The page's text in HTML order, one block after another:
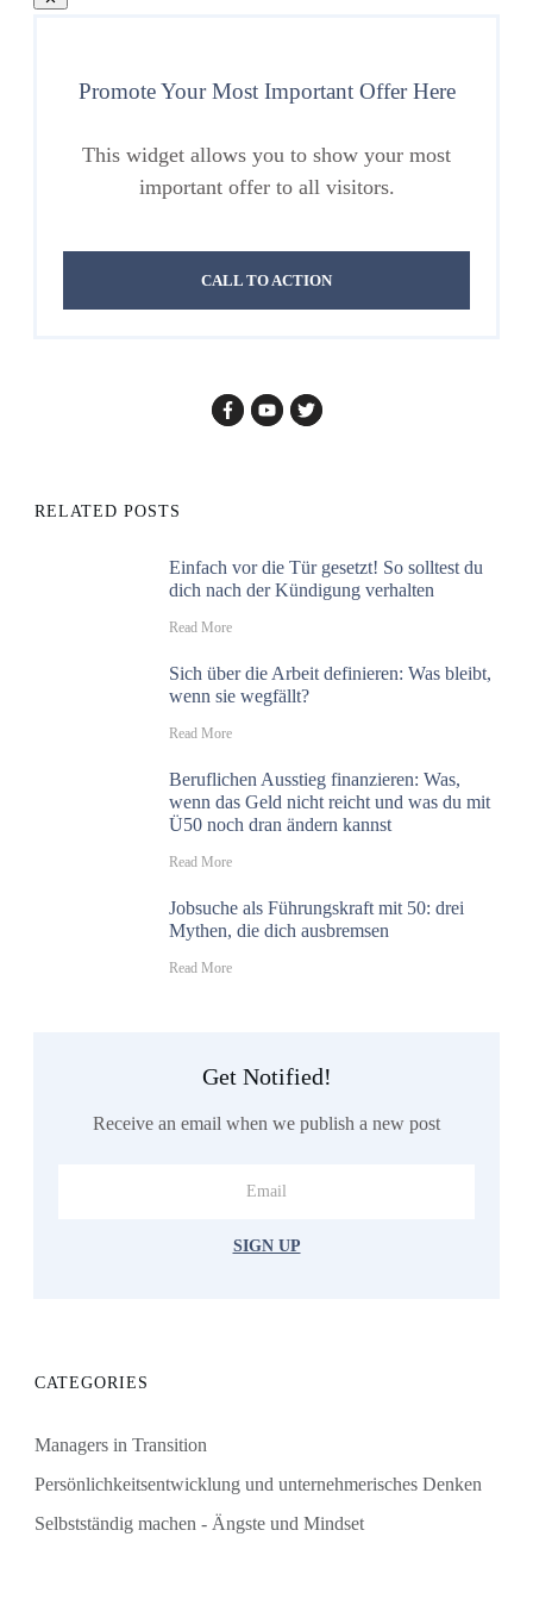
Promote Your Most Important Offer Here
This widget allows you to show your most
important offer to all visitors.
CALL TO ACTION
RELATED POSTS
Einfach vor die Tür gesetzt! So solltest du
dich nach der Kündigung verhalten
​Read More
Sich über die Arbeit definieren: Was bleibt,
wenn sie wegfällt?
​Read More
Beruflichen Ausstieg finanzieren: Was,
wenn das Geld nicht reicht und was du mit
Ü50 noch dran ändern kannst
​Read More
Jobsuche als Führungskraft mit 50: drei
Mythen, die dich ausbremsen
​Read More
Get Notified!
Receive an email when we publish a new post
SIGN UP
CATEGORIES
Managers in Transition
Persönlichkeitsentwicklung und unternehmerisches Denken
Selbstständig machen - Ängste und Mindset